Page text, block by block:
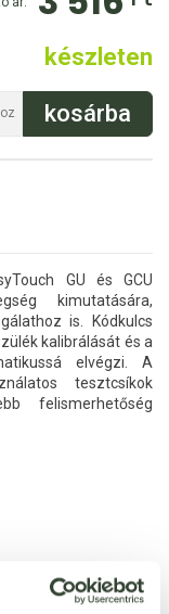
készleten
GU és GCU
kimutatására,
is. Kódkulcs
kalibrálását és a
elvégzi. A
tesztcsíkok
felismerhetőség
Legyél Te az